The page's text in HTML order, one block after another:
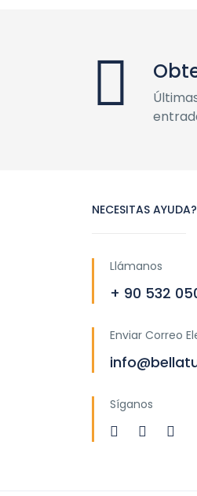
NECESITAS AYUDA?
Llámanos
+ 90 532
Enviar Correo
Síganos